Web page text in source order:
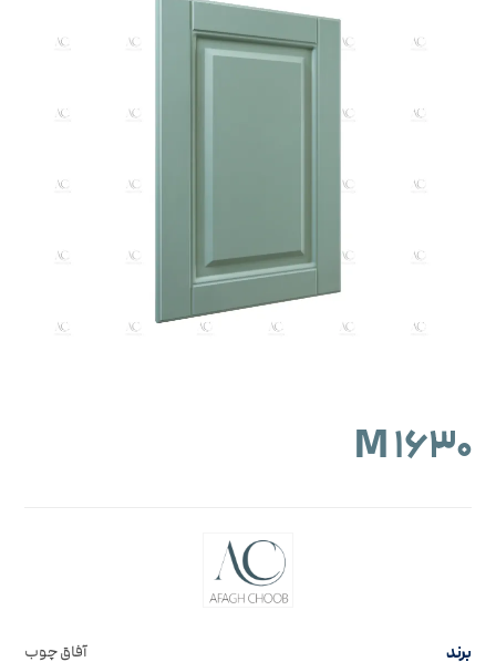
M ۱۶۳۰
برند آفاق چوب